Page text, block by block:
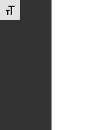
Toggle Font size